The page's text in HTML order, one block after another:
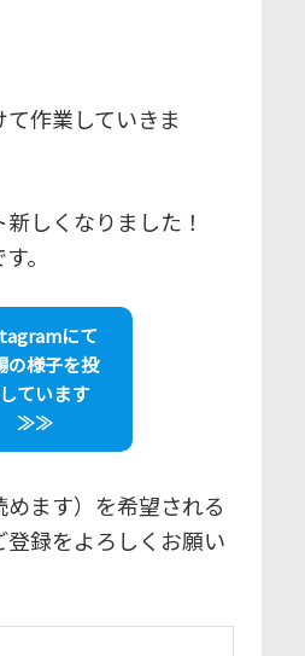
作業していきま
しくなりました！
。
にて
の様子を投
ています
≫≫
ます）を希望される
録をよろしくお願い